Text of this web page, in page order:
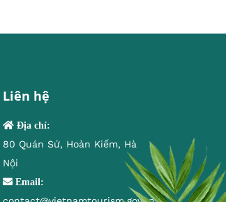
Liên hệ
Địa chỉ:
80 Quán Sứ, Hoàn Kiếm, Hà
Nội
Email: